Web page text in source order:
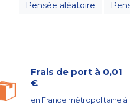
Pensée aléatoire
Frais de port à 0,01
€
en France métropolitaine à